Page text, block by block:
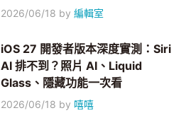
2026/06/18 by編輯室
iOS 27 開發者版本深度實測：Siri
AI 排不到？照片 AI、Liquid
Glass、隱藏功能一次看
2026/06/18 by 嘻嘻